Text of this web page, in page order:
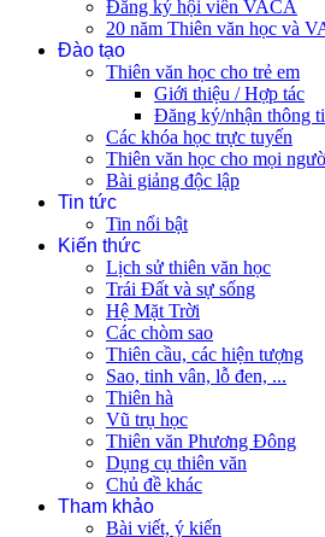
Đăng ký hội viên VACA
20 năm Thiên văn học và
Đào tạo
Thiên văn học cho trẻ em
Giới thiệu / Hợp tác
Đăng ký/nhận thông
Các khóa học trực tuyến
Thiên văn học cho mọi
Bài giảng độc lập
Tin tức
Tin nổi bật
Kiến thức
Lịch sử thiên văn học
Trái Đất và sự sống
Hệ Mặt Trời
Các chòm sao
Thiên cầu, các hiện tượng
Sao, tinh vân, lỗ đen, ...
Thiên hà
Vũ trụ học
Thiên văn Phương Đông
Dụng cụ thiên văn
Chủ đề khác
Tham khảo
Bài viết, ý kiến